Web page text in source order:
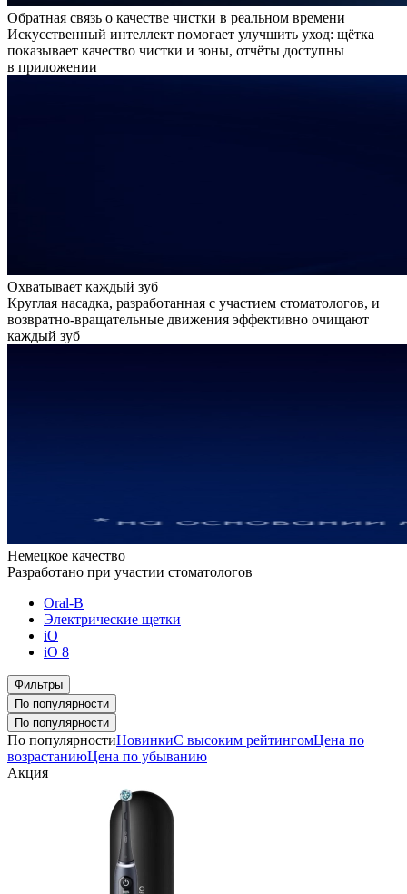
Обратная связь о качестве чистки в реальном времени
Искусственный интеллект помогает улучшить уход: щётка
показывает качество чистки и зоны, отчёты доступны
в приложении
Охватывает каждый зуб
Круглая насадка, разработанная с участием стоматологов, и
возвратно-вращательные движения эффективно очищают
каждый зуб
Немецкое качество
Разработано при участии стоматологов
Oral-B
Электрические щетки
iO
iO 8
Фильтры
По популярности
По популярности
По популярностиНовинкиС высоким рейтингомЦена по
возрастаниюЦена по убыванию
Акция